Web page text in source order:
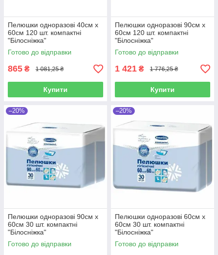
Пелюшки одноразові 40см х
60см 120 шт. компактні
"Білосніжка"
Готово до відправки
865 ₴ 1 081,25 ₴
Купити
Пелюшки одноразові 90см х
60см 120 шт. компактні
"Білосніжка"
Готово до відправки
1 421 ₴ 1 776,25 ₴
Купити
–20%
Пелюшки одноразові 90см х
60см 30 шт. компактні
"Білосніжка"
Готово до відправки
–20%
Пелюшки одноразові 60см х
60см 30 шт. компактні
"Білосніжка"
Готово до відправки